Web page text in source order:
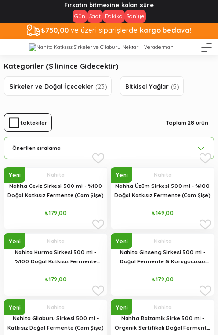
Fırsatın bitmesine kalan süre
Gün Saat Dakika Saniye
₺750,00 ve üzeri siparişlerde kargo bedava!
Kategoriler (Silinince Gidecektir)
Sirkeler ve Doğal İçecekler (23) Bitkisel Yağlar (5)
Stoktakiler Toplam 28 ürün
Yeni
Nahita
Nahita Ceviz Sirkesi 500 ml - %100
Doğal Katkısız Fermente (Cam Şişe)
₺179,00
Yeni
Nahita
Nahita Üzüm Sirkesi 500 ml - %100
Doğal Katkısız Fermente (Cam Şişe)
₺149,00
Yeni
Nahita
Nahita Hurma Sirkesi 500 ml -
%100 Doğal Katkısız Fermente
₺179,00
Yeni
Nahita
Nahita Ginseng Sirkesi 500 ml -
Doğal Fermente & Koruyucusuz
₺179,00
Yeni
Nahita
Nahita Gilaburu Sirkesi 500 ml -
Katkısız Doğal Fermente (Cam Şişe)
Yeni
Nahita
Nahita Balzamik Sirke 500 ml -
Organik Sertifikalı Doğal Fermente